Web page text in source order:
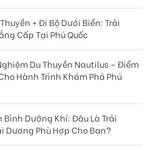
+ Đi Bộ Dưới Biển: Trải
Cấp Tại Phú Quốc
Du Thuyền Nautilus – Điểm
Hành Trình Khám Phá Phú
Bình Dưỡng Khí: Đâu Là Trải
Dương Phù Hợp Cho Bạn?